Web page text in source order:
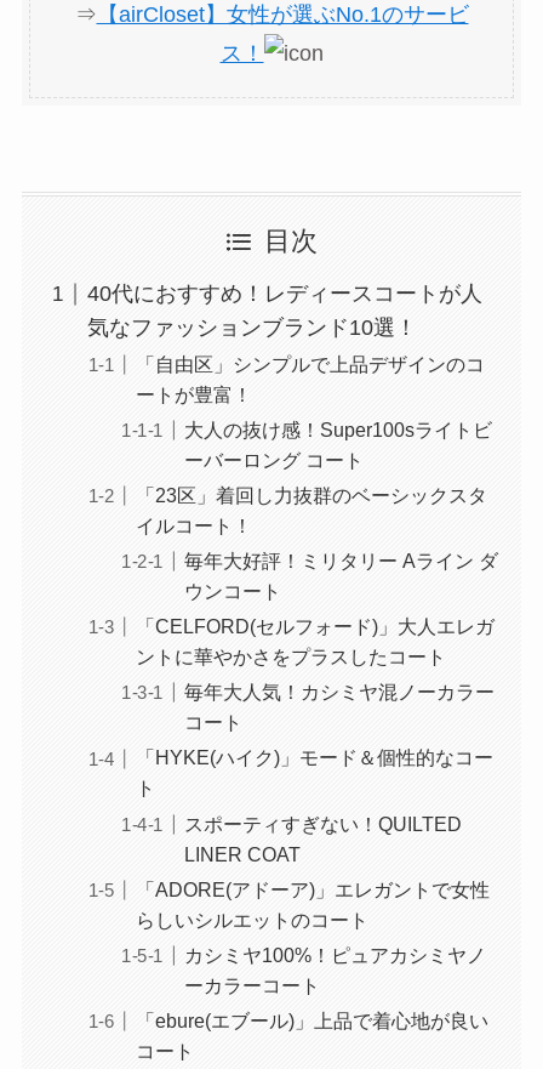
⇒ 【airCloset】女性が選ぶNo.1のサービ
ス！
目次
40代におすすめ！レディースコートが人
気なファッションブランド10選！
「自由区」シンプルで上品デザインのコ
ートが豊富！
大人の抜け感！Super100sライトビ
ーバーロング コート
「23区」着回し力抜群のベーシックスタ
イルコート！
毎年大好評！ミリタリー Aライン ダ
ウンコート
「CELFORD(セルフォード)」大人エレガ
ントに華やかさをプラスしたコート
毎年大人気！カシミヤ混ノーカラー
コート
「HYKE(ハイク)」モード＆個性的なコー
ト
スポーティすぎない！QUILTED
LINER COAT
「ADORE(アドーア)」エレガントで女性
らしいシルエットのコート
カシミヤ100%！ピュアカシミヤノ
ーカラーコート
「ebure(エブール)」上品で着心地が良い
コート